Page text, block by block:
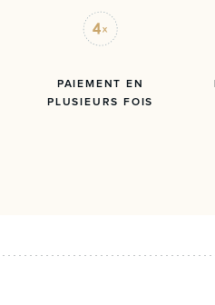
PAIEMENT EN
PLUSIEURS FOIS